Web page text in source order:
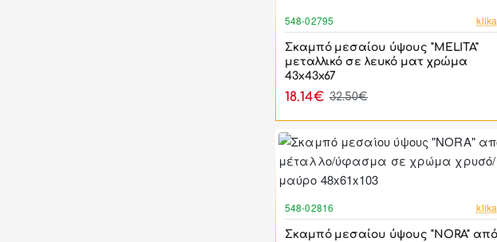
548-02795
Σκαμπό μεσαίου ύψους "MELITA"
μεταλλικό σε λευκό ματ χρώμα
43x43x67
18.14€ 32.50€
548-02816
Σκαμπό μεσαίου ύψους "NORA" από